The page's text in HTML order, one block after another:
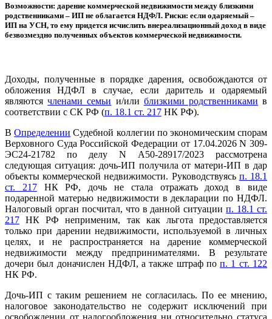
Возможности: дарение коммерческой недвижимости между близкими
родственниками – ИП не облагается НДФЛ. Риски: если одаряемый –
ИП на УСН, то ему придется исчислить внереализационный доход в виде
безвозмездно полученных объектов коммерческой недвижимости.
Доходы, полученные в порядке дарения, освобождаются от
обложения НДФЛ в случае, если даритель и одаряемый
являютсячленами семьи и/или близкими родственниками в
соответствии с СК РФ (п. 18.1 ст. 217 НК РФ).
ВОпределении Судебной коллегии по экономическим спорам
Верховного Суда Российской Федерации от 17.04.2026 N 309-
ЭС24-21782 по делу N А50-28917/2023 рассмотрена
следующая ситуация: дочь-ИП получила от матери-ИП в дар
объекты коммерческой недвижимости. Руководствуясь п. 18.1
ст. 217НК РФ, дочь не стала отражать доход в виде
подаренной матерью недвижимости в декларации по НДФЛ.
Налоговый орган посчитал, что в данной ситуациип. 18.1 ст.
217 НК РФ неприменим, так как льгота предоставляется
только при дарении недвижимости, используемой в личных
целях, и не распространяется на дарение коммерческой
недвижимости между предпринимателями. В результате
дочери был доначислен НДФЛ, а также штраф поп. 1 ст. 122
НК РФ.
Дочь-ИП с таким решением не согласилась. По ее мнению,
налоговое законодательство не содержит исключений при